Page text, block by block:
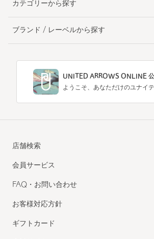
カテゴリーから探す
ブランド / レーベルから探す
UNITED ARROWS ONLINE 公
ようこそ、あなただけのユナイ
店舗検索
会員サービス
FAQ・お問い合わせ
お客様対応方針
ギフトカード